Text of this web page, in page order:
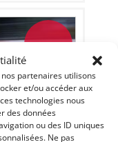
partenaires utilisons
et/ou accéder aux
technologies nous
des données
ou des ID uniques
Ne pas
PSD